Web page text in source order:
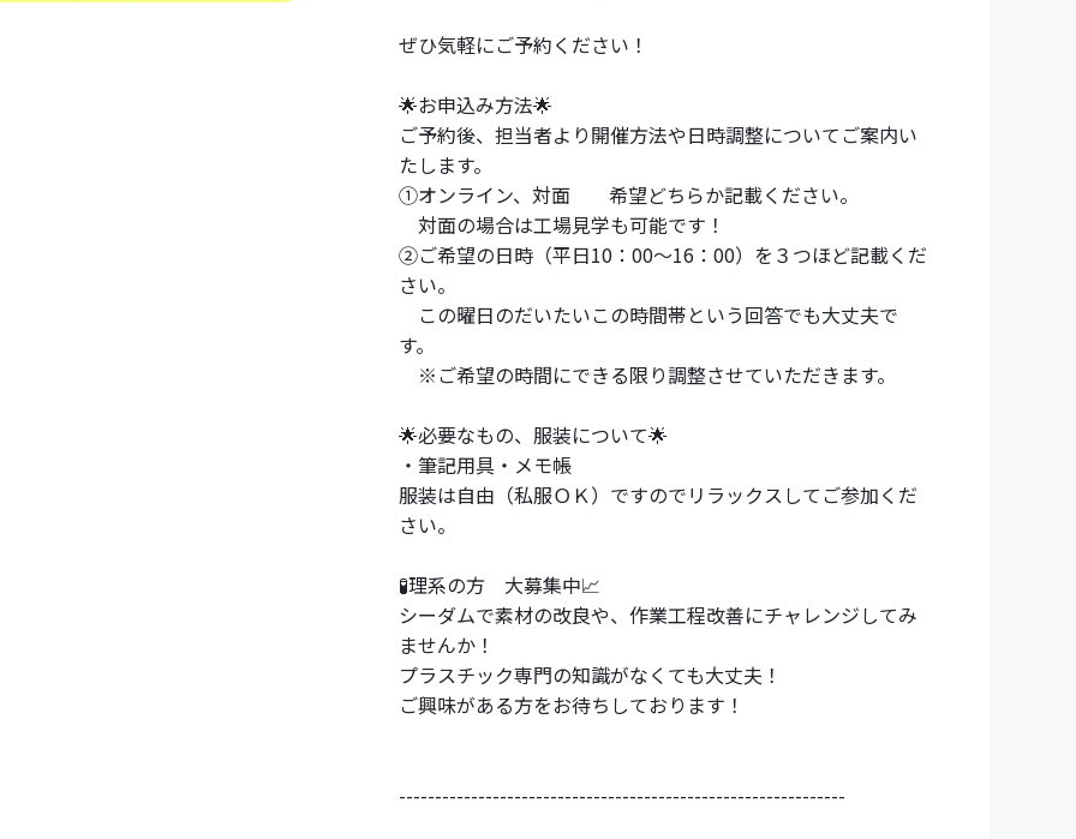
ぜひ気軽にご予約ください！
🌟お申込み方法🌟
ご予約後、担当者より開催方法や日時調整についてご案内い
たします。
①オンライン、対面 希望どちらか記載ください。
対面の場合は工場見学も可能です！
②ご希望の日時（平日10：00～16：00）を３つほど記載くだ
さい。
この曜日のだいたいこの時間帯という回答でも大丈夫で
す。
※ご希望の時間にできる限り調整させていただきます。
🌟必要なもの、服装について🌟
・筆記用具・メモ帳
服装は自由（私服ＯＫ）ですのでリラックスしてご参加くだ
さい。
🧪理系の方 大募集中📈
シーダムで素材の改良や、作業工程改善にチャレンジしてみ
ませんか！
プラスチック専門の知識がなくても大丈夫！
ご興味がある方をお待ちしております！
--------------------------------------------------------------